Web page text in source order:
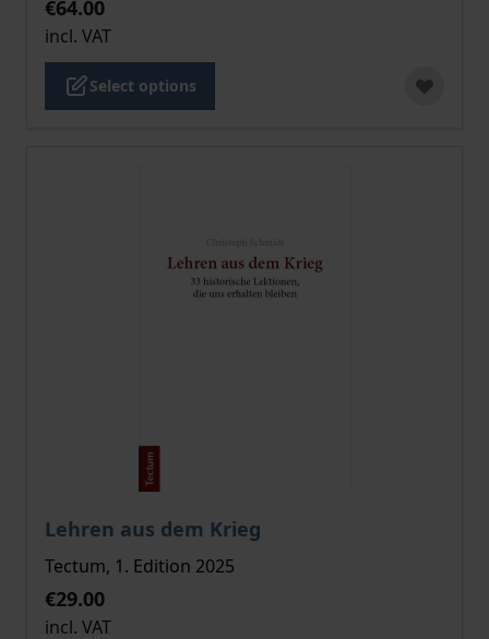
€64.00
incl. VAT
Select options
Lehren aus dem Krieg
The price depends on the options chosen on the
Tectum, 1. Edition 2025
€29.00
incl. VAT